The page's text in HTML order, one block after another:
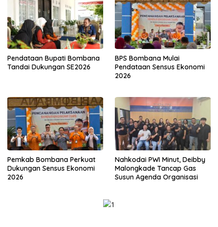
Pendataan Bupati Bombana
Tandai Dukungan SE2026
BPS Bombana Mulai
Pendataan Sensus Ekonomi
2026
Pemkab Bombana Perkuat
Dukungan Sensus Ekonomi
2026
Nahkodai PWI Minut, Deibby
Malongkade Tancap Gas
Susun Agenda Organisasi